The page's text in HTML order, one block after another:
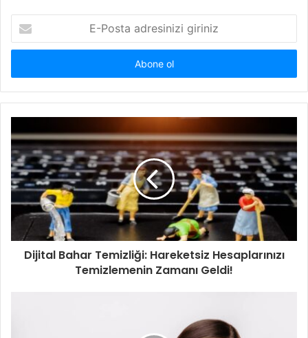
Posta
adresinizi
Dijital Bahar Temizliği: Hareketsiz Hesaplarınızı
Temizlemenin Zamanı Geldi!